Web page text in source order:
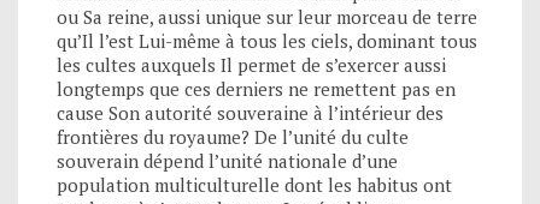
ou Sa reine, aussi unique sur leur morceau de terre
qu’Il l’est Lui-même à tous les ciels, dominant tous
les cultes auxquels Il permet de s’exercer aussi
longtemps que ces derniers ne remettent pas en
cause Son autorité souveraine à l’intérieur des
frontières du royaume? De l’unité du culte
souverain dépend l’unité nationale d’une
population multiculturelle dont les habitus ont